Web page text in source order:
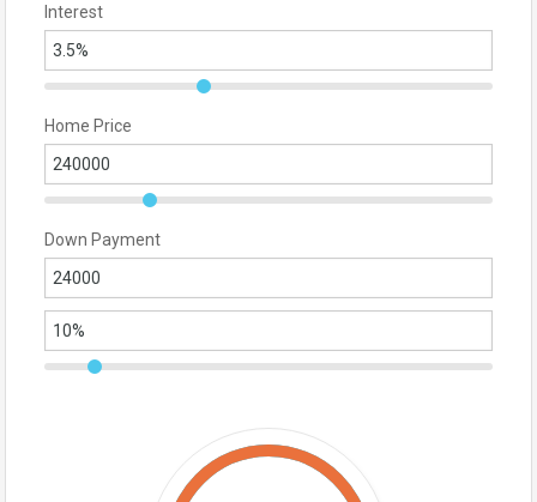
Interest
Home Price
Down Payment